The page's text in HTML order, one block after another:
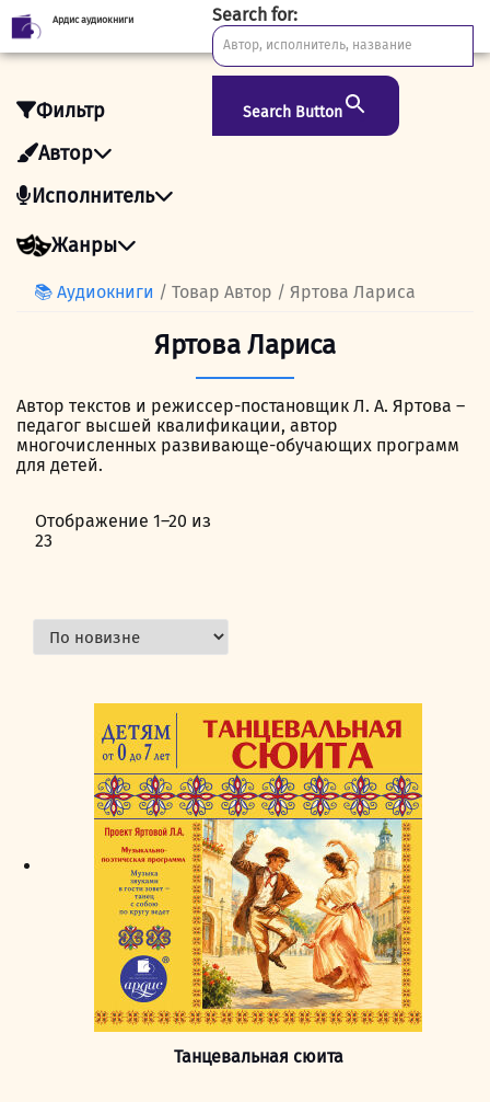
Skip
to
Ардис аудиокниги Search for:
Search Button
Фильтр
Автор
Исполнитель
Жанры
📚 Аудиокниги / Товар Автор / Яртова Лариса
Яртова Лариса
Автор текстов и режиссер-постановщик Л. А. Яртова –
педагог высшей квалификации, автор
многочисленных развивающе-обучающих программ
для детей.
Отображение 1–20 из
23
Танцевальная сюита